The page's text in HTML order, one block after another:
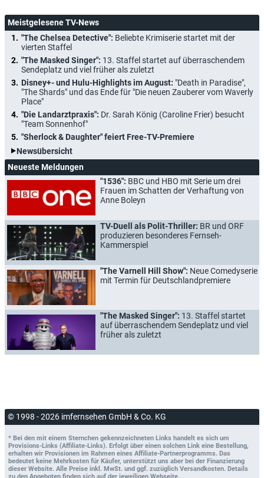
Meistgelesene TV-News
"The Chelsea Detective": Beliebte Krimiserie startet mit der
vierten Staffel
"The Masked Singer": 13. Staffel startet auf überraschendem
Sendeplatz und viel früher als zuletzt
Disney+- und Hulu-Highlights im August: "Death in Paradise",
"The Shards" und das Ende für "Die neuen Zauberer vom Waverly
Place"
"Die Landarztpraxis": Dr. Sarah König (Caroline Frier) besucht
"Team Sonnenhof"
"Sherlock & Daughter" feiert Free-TV-Premiere
Newsübersicht
Neueste Meldungen
"1536": BBC und HBO mit Serie um drei
Frauen im Schatten der Verhaftung von
Anne Boleyn
TV-Duell als Polit-Thriller: BR und ORF
produzieren besonderes Fernseh-
Kammerspiel
"The Varnell Hill Show": Neue Comedyserie
mit Termin für Deutschlandpremiere
"The Masked Singer": 13. Staffel startet
auf überraschendem Sendeplatz und viel
früher als zuletzt
© 1998 - 2026 imfernsehen GmbH & Co. KG
* Bei den mit einem Sternchen gekennzeichneten Links handelt es sich um
Provisions-Links (Affiliate-Links). Erfolgt über einen solchen Link eine Bestellung,
erhalten wir Provisionen im Rahmen eines Affiliate-Partnerprogramms. Das
bedeutet keine Mehrkosten für Käufer, unterstützt uns aber bei der Finanzierung
dieser Website. Alle Preise inkl. MwSt. und ggf. zuzüglich Versandkosten. Details
zu den Angeboten finden sich auf der jeweiligen Webseite.